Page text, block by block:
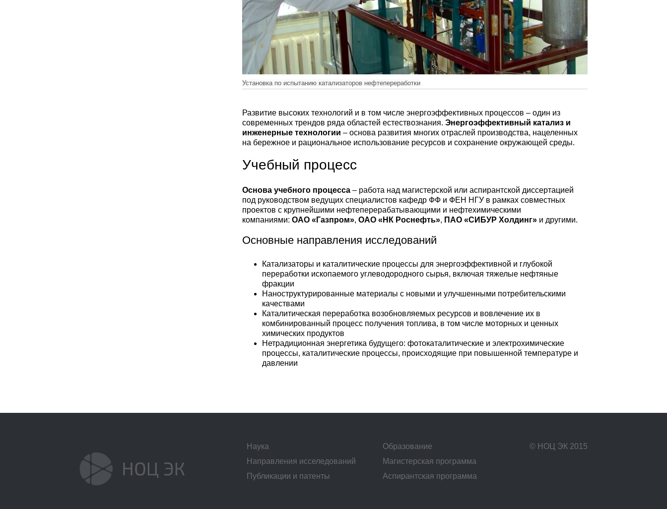
Установка по испытанию катализаторов нефтепереработки
Развитие высоких технологий и в том числе энергоэффективных процессов – один из
современных трендов ряда областей естествознания. Энергоэффективный катализ и
инженерные технологии – основа развития многих отраслей производства, нацеленных
на бережное и рациональное использование ресурсов и сохранение окружающей среды.
Учебный процесс
Основа учебного процесса – работа над магистерской или аспирантской диссертацией
под руководством ведущих специалистов кафедр ФФ и ФЕН НГУ в рамках совместных
проектов с крупнейшими нефтеперерабатывающими и нефтехимическими
компаниями: ОАО «Газпром», ОАО «НК Роснефть», ПАО «СИБУР Холдинг» и другими.
Основные направления исследований
Катализаторы и каталитические процессы для энергоэффективной и глубокой
переработки ископаемого углеводородного сырья, включая тяжелые нефтяные
фракции
Наноструктурированные материалы с новыми и улучшенными потребительскими
качествами
Каталитическая переработка возобновляемых ресурсов и вовлечение их в
комбинированный процесс получения топлива, в том числе моторных и ценных
химических продуктов
Нетрадиционная энергетика будущего: фотокаталитические и электрохимические
процессы, каталитические процессы, происходящие при повышенной температуре и
давлении
Наука
Образование
Направления исселедований
Магистерская программа
Публикации и патенты
Аспирантская программа
© НОЦ ЭК 2015